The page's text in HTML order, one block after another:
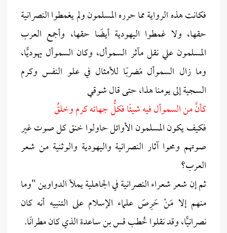
فكانت هذه الرواية مما حرره المسلمون ولم يغمطوا النصرانية
حقها، ولا غمطوا اليهودية أيضًا حقها، وأجمع العرب
المسلمون علي نقل مآثر السموأل، وكان السموأل يهوديًّا،
وما زال السموأل مَضربًا للأمثال في علو النفس وكرم
السجية إلى يومنا هذا، حتى قال شوقي
كأنَّ من السموأل فيه شيئًا فكلُّ جهاته كرم وخلقُ
فكيف يكون المسلمون الأوائل حاولوا خنق كل صوت غير
صوتهم ومحوا آثار النصرانية واليهودية والوثنية من شعر
العرب؟
ثم إن شعر شعراء النصرانية في الجاهلية يملأ الدواوين "وما
منهم إلا مَنْ حَرِصَ علماء الإسلام على التنبيه أنه كان
نصرانيًّا، وقد نقلوا خُطب قس بن ساعدة الذي كان مطرانًا.